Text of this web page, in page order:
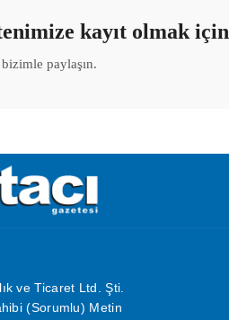
kayıt olmak için
paylaşın.
ve Ticaret Ltd. Şti.
(Sorumlu) Metin